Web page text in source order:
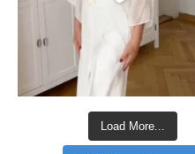
Load More...